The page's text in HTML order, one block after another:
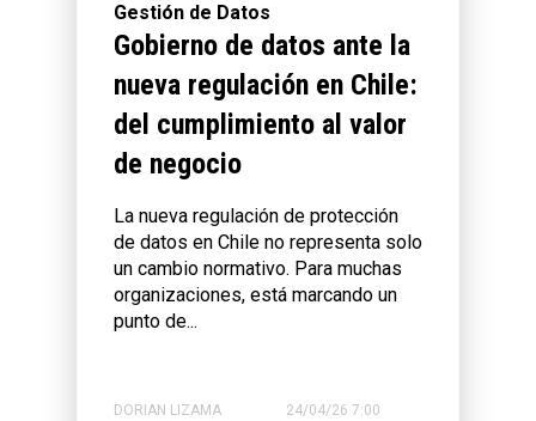
Gestión de Datos
Gobierno de datos ante la
nueva regulación en Chile:
del cumplimiento al valor
de negocio
La nueva regulación de protección
de datos en Chile no representa solo
un cambio normativo. Para muchas
organizaciones, está marcando un
punto de...
DORIAN LIZAMA 24/04/26 7:00